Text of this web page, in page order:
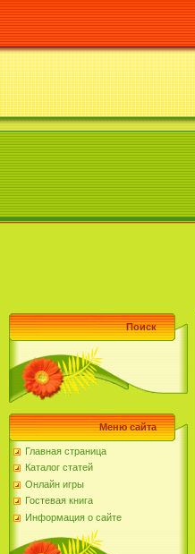
Поиск
Меню сайта
Главная страница
Каталог статей
Онлайн игры
Гостевая книга
Информация о сайте